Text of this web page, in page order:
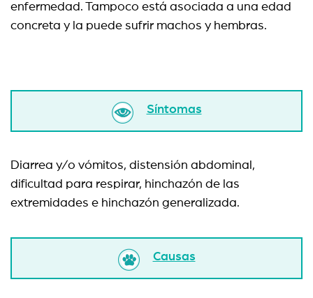
enfermedad. Tampoco está asociada a una edad
concreta y la puede sufrir machos y hembras.
Síntomas
Diarrea y/o vómitos, distensión abdominal,
dificultad para respirar, hinchazón de las
extremidades e hinchazón generalizada.
Causas